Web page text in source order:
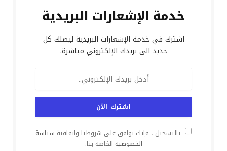
خدمة الإشعارات البريدية
اشترك في خدمة الإشعارات البريدية ليصلك كل
جديد الى بريدك الإلكتروني مباشرة.
بالتسجيل ، فإنك توافق على شروطنا واتفاقية سياسة
الخصوصية الخاصة بنا.